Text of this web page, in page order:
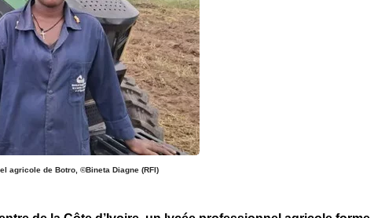
agricole de Botro, ©Bineta Diagne (RFI)